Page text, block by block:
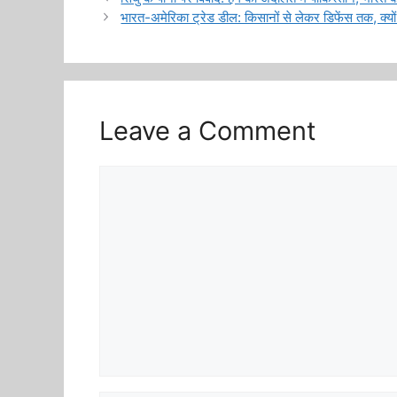
भारत-अमेरिका ट्रेड डील: किसानों से लेकर डिफेंस तक, क्यों
Leave a Comment